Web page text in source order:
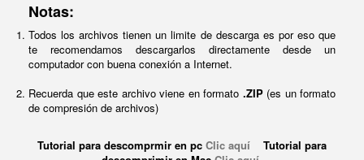
Notas:
Todos los archivos tienen un limite de descarga es por eso que
te recomendamos descargarlos directamente desde un
computador con buena conexión a Internet.
Recuerda que este archivo viene en formato .ZIP(es un formato
de compresión de archivos)
Tutorial para descomprmir en pc Clic aquí Tutorial para